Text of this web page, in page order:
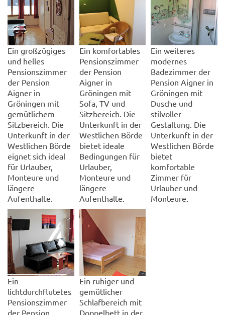
Ein großzügiges
und helles
Pensionszimmer
der Pension
Aigner in
Gröningen mit
gemütlichem
Sitzbereich. Die
Unterkunft in der
Westlichen Börde
eignet sich ideal
für Urlauber,
Monteure und
längere
Aufenthalte.
Ein komfortables
Pensionszimmer
der Pension
Aigner in
Gröningen mit
Sofa, TV und
Sitzbereich. Die
Unterkunft in der
Westlichen Börde
bietet ideale
Bedingungen für
Urlauber,
Monteure und
längere
Aufenthalte.
Ein weiteres
modernes
Badezimmer der
Pension Aigner in
Gröningen mit
Dusche und
stilvoller
Gestaltung. Die
Unterkunft in der
Westlichen Börde
bietet
komfortable
Zimmer für
Urlauber und
Monteure.
Ein
lichtdurchflutetes
Pensionszimmer
der Pension
Ein ruhiger und
gemütlicher
Schlafbereich mit
Doppelbett in der